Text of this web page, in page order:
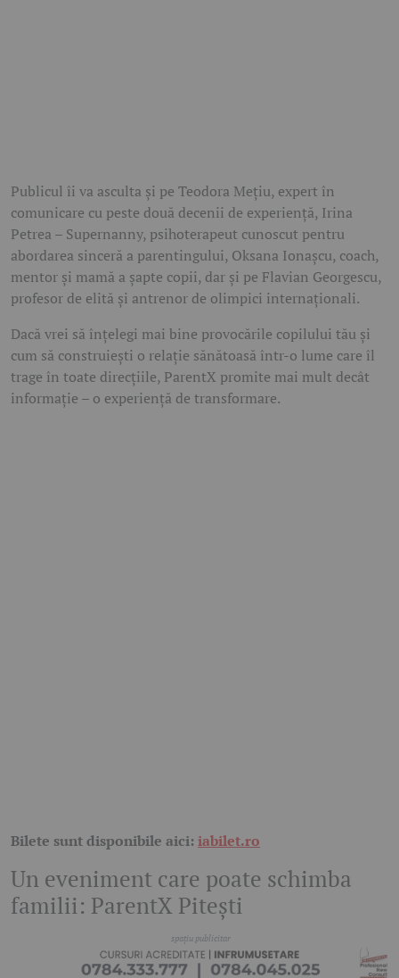
Publicul îi va asculta și pe Teodora Mețiu, expert în
comunicare cu peste două decenii de experiență, Irina
Petrea – Supernanny, psihoterapeut cunoscut pentru
abordarea sinceră a parentingului, Oksana Ionașcu, coach,
mentor și mamă a șapte copii, dar și pe Flavian Georgescu,
profesor de elită și antrenor de olimpici internaționali.
Dacă vrei să înțelegi mai bine provocările copilului tău și
cum să construiești o relație sănătoasă într-o lume care îl
trage în toate direcțiile, ParentX promite mai mult decât
informație – o experiență de transformare.
Bilete sunt disponibile aici:iabilet.ro
Un eveniment care poate schimba
familii: ParentX Pitești